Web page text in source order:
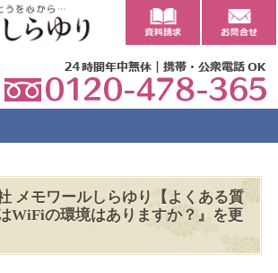
メモワールしらゆり【よくある質
WiFiの環境はありますか？』を更